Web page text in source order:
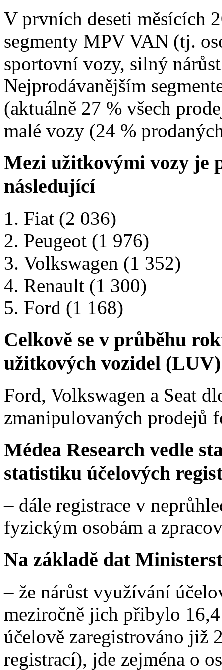
V prvních deseti měsících
segmenty MPV VAN (tj.
sportovní vozy, silný
Nejprodávanějším
(aktuálně 27 % všech
malé vozy (24 %
Mezi užitkovými vozy je
následující
Fiat (2 036)
Peugeot (1 976)
Volkswagen (1 352)
Renault (1 300)
Ford (1 168)
Celkově se v průběhu
užitkových vozidel (LUV)
Ford, Volkswagen a Seat
zmanipulovaných prodejů
Médea Research vedle
statistiku účelových
– dále registrace v
fyzickým osobám a
Na základě dat
– že nárůst využívání
meziročně jich přibylo
účelově zaregistrováno již
registrací), jde zejména o